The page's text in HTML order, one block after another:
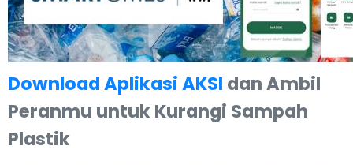
Download Aplikasi AKSI dan Ambil
Peranmu untuk Kurangi Sampah
Plastik